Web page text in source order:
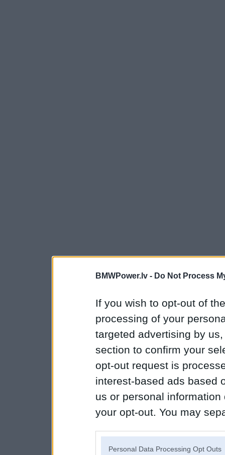
BMWPower.lv - Do Not Process
If you wish to opt-out of
processing of your
targeted advertising by
section to confirm your
opt-out request is
interest-based ads based
us or personal
your opt-out. You may
Personal Data Processing Opt Outs